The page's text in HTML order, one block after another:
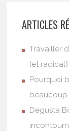
ARTICLES
Travailler
(et
Pourquoi
beaucoup
Degusta